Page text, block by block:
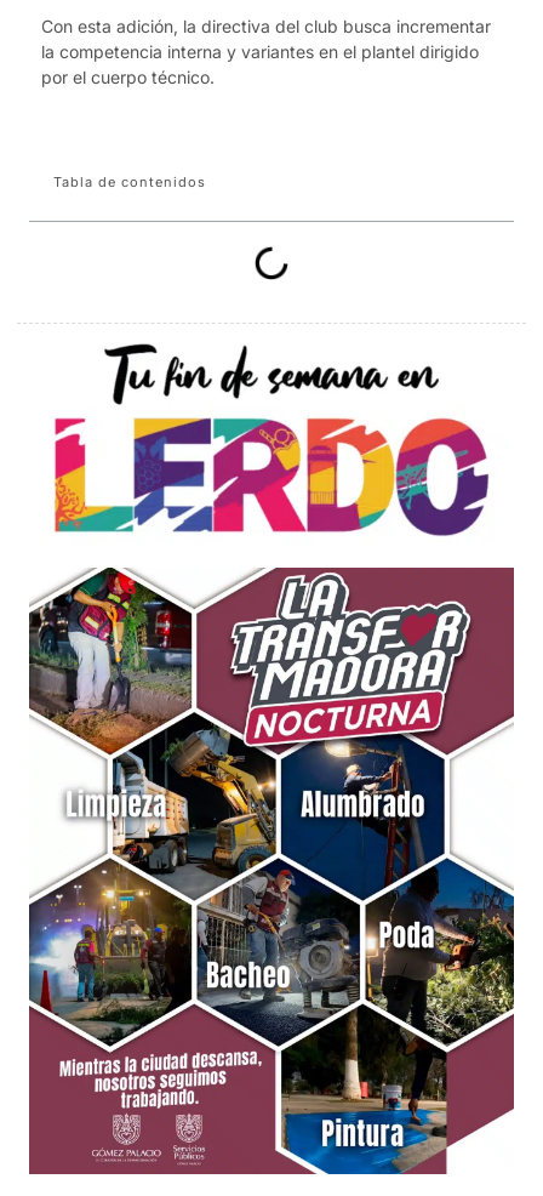
Con esta adición, la directiva del club busca incrementar
la competencia interna y variantes en el plantel dirigido
por el cuerpo técnico.
Tabla de contenidos